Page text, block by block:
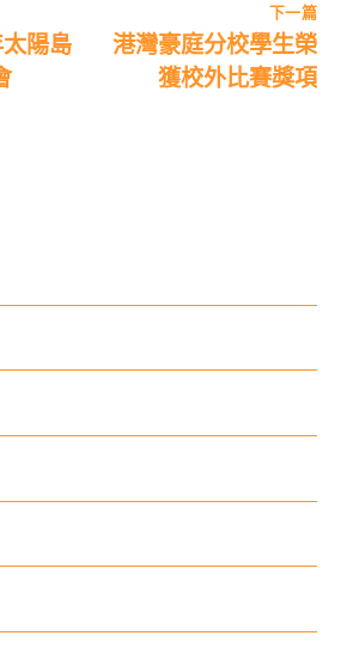
線 (往筲箕灣方向) - 13E
灣站 (B出口)
5, 5A, 5C, 5D, 5P, 11, 11K,
28, 85, 85B, 85S,85X, 93K,
,108, 116, A22, E23
陽島
下一篇
港灣豪庭分校學生榮
獲校外比賽獎項